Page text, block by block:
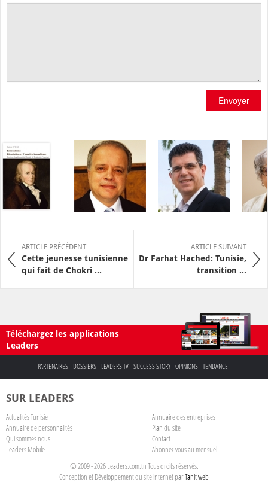
Envoyer
ARTICLE PRÉCÉDENT
Cette jeunesse tunisienne
qui fait de Chokri ...
ARTICLE SUIVANT
Dr Farhat Hached: Tunisie,
transition ...
Téléchargez les applications
Leaders
PARTENAIRES DOSSIERS LEADERS TV SUCCESS STORY OPINIONS TENDANCE
SUR LEADERS
Actualités Tunisie
Annuaire des entreprises
Annuaire de personnalités
Plan du site
Qui sommes nous
Contact
Leaders Mobile
Abonnez-vous au mensuel
© 2009 - 2026 Leaders.com.tn Tous droits réservés.
Conception et Développement du site internet parTanit web